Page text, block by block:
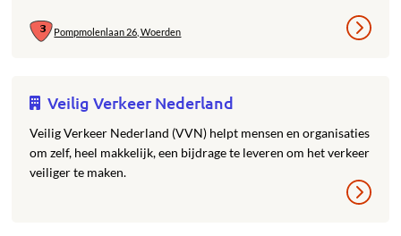
Pompmolenlaan 26, Woerden
Veilig Verkeer Nederland
Veilig Verkeer Nederland (VVN) helpt mensen en organisaties
om zelf, heel makkelijk, een bijdrage te leveren om het verkeer
veiliger te maken.